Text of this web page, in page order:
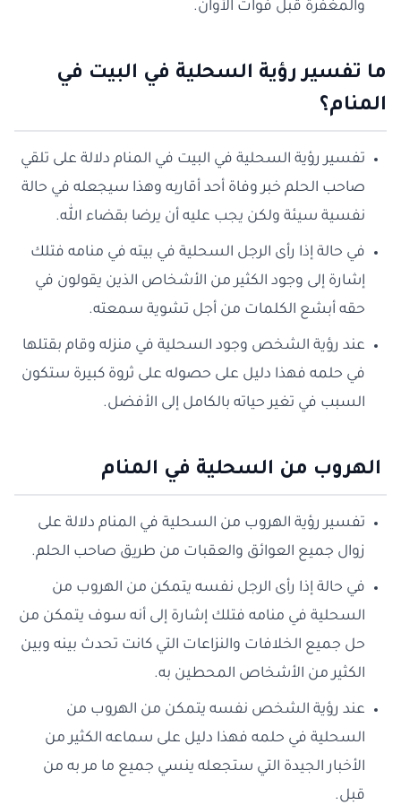
والمغفرة قبل فوات الأوان.
ما تفسير رؤية السحلية في البيت في
المنام؟
تفسير رؤية السحلية في البيت في المنام دلالة على تلقي
صاحب الحلم خبر وفاة أحد أقاربه وهذا سيجعله في حالة
نفسية سيئة ولكن يجب عليه أن يرضا بقضاء الله.
في حالة إذا رأى الرجل السحلية في بيته في منامه فتلك
إشارة إلى وجود الكثير من الأشخاص الذين يقولون في
حقه أبشع الكلمات من أجل تشوية سمعته.
عند رؤية الشخص وجود السحلية في منزله وقام بقتلها
في حلمه فهذا دليل على حصوله على ثروة كبيرة ستكون
السبب في تغير حياته بالكامل إلى الأفضل.
الهروب من السحلية في المنام
تفسير رؤية الهروب من السحلية في المنام دلالة على
زوال جميع العوائق والعقبات من طريق صاحب الحلم.
في حالة إذا رأى الرجل نفسه يتمكن من الهروب من
السحلية في منامه فتلك إشارة إلى أنه سوف يتمكن من
حل جميع الخلافات والنزاعات التي كانت تحدث بينه وبين
الكثير من الأشخاص المحطين به.
عند رؤية الشخص نفسه يتمكن من الهروب من
السحلية في حلمه فهذا دليل على سماعه الكثير من
الأخبار الجيدة التي ستجعله ينسي جميع ما مر به من
قبل.